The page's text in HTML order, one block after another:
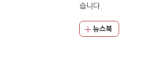
습니다.
뉴스북